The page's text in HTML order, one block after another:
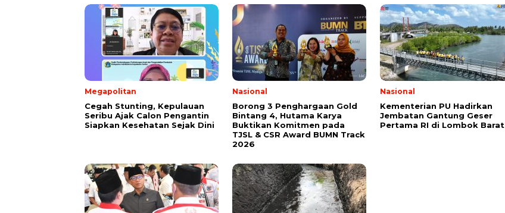
Megapolitan
Cegah Stunting, Kepulauan
Seribu Ajak Calon Pengantin
Siapkan Kesehatan Sejak Dini
Nasional
Borong 3 Penghargaan Gold
Bintang 4, Hutama Karya
Buktikan Komitmen pada
TJSL & CSR Award BUMN Track
2026
Nasional
Kementerian PU Hadirkan
Jembatan Gantung Geser
Pertama RI di Lombok Barat